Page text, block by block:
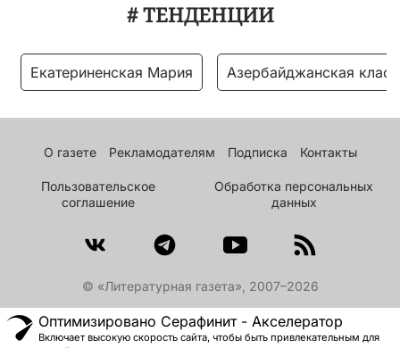
# ТЕНДЕНЦИИ
Екатериненская Мария Азербайджанская
О газете Рекламодателям Подписка Контакты
Пользовательское
соглашение
Обработка персональных
данных
© «Литературная газета», 2007–2026
Оптимизировано Серафинит - Акселератор
Включает высокую скорость сайта, чтобы быть привлекательным для